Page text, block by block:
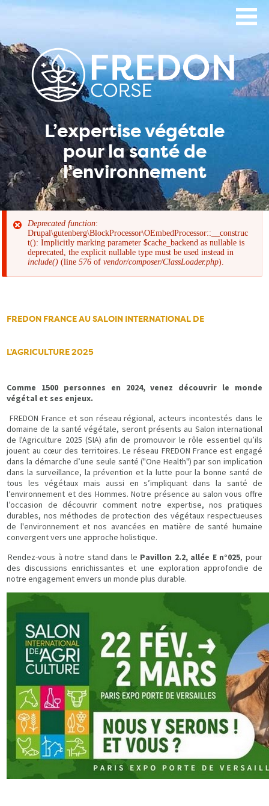
Aller
L’expertise végétale
pour la santé de
l’environnement
Message
d'erreur
Deprecated function:
Drupal\gutenberg\BlockProcessor\OEmbedProcessor::__construc
t(): Implicitly marking parameter $cache_backend as nullable is
deprecated, the explicit nullable type must be used instead in
include() (line576 ofvendor/composer/ClassLoader.php).
FREDON FRANCE AU SALOIN INTERNATIONAL DE
L'AGRICULTURE 2025
Comme 1500 personnes en 2024, venez découvrir le monde
végétal et ses enjeux.
FREDON France et son réseau régional, acteurs incontestés dans le
domaine de la santé végétale, seront présents au Salon international
de l'Agriculture 2025 (SIA) afin de promouvoir le rôle essentiel qu’ils
jouent au cœur des territoires. Le réseau FREDON France est engagé
dans la démarche d’une seule santé ("One Health") par son implication
dans la surveillance, la prévention et la lutte pour la bonne santé de
tous les végétaux mais aussi en s’impliquant dans la santé de
l’environnement et des Hommes. Notre présence au salon vous offre
l’occasion de découvrir comment notre expertise, nos pratiques
durables, nos méthodes de protection des végétaux respectueuses
de l'environnement et nos avancées en matière de santé humaine
convergent vers une approche holistique.
Rendez-vous à notre stand dans le Pavillon 2.2, allée E n°025, pour
des discussions enrichissantes et une exploration approfondie de
notre engagement envers un monde plus durable.